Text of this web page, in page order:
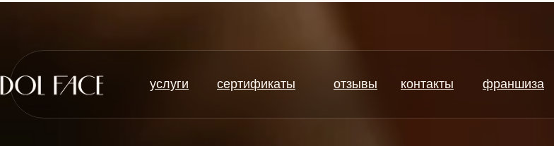
услуги сертификаты отзывы контакты франшиза